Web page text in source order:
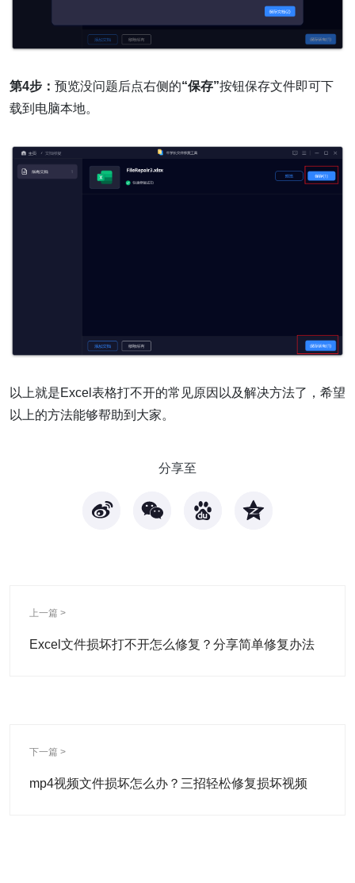
第4步： 预览没问题后点右侧的“保存”按钮保存文件即可下
载到电脑本地。
以上就是Excel表格打不开的常见原因以及解决方法了，希望
以上的方法能够帮助到大家。
分享至
上一篇 >
Excel文件损坏打不开怎么修复？分享简单修复办法
下一篇 >
mp4视频文件损坏怎么办？三招轻松修复损坏视频